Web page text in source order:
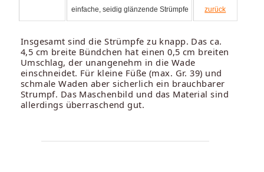
einfache, seidig glänzende Strümpfe zurück
Insgesamt sind die Strümpfe zu knapp. Das ca.
4,5 cm breite Bündchen hat einen 0,5 cm breiten
Umschlag, der unangenehm in die Wade
einschneidet. Für kleine Füße (max. Gr. 39) und
schmale Waden aber sicherlich ein brauchbarer
Strumpf. Das Maschenbild und das Material sind
allerdings überraschend gut.